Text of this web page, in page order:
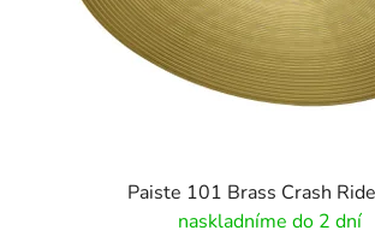
Paiste 101 Brass Crash
naskladníme do 2 dní